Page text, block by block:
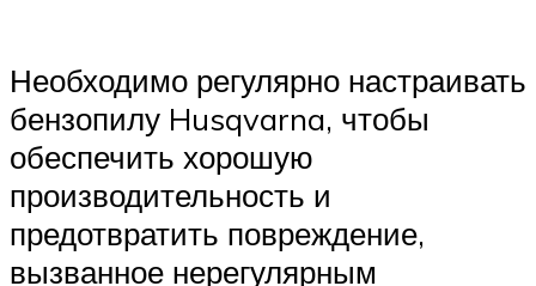
Необходимо регулярно настраивать
бензопилу Husqvarna, чтобы
обеспечить хорошую
производительность и
предотвратить повреждение,
вызванное нерегулярным